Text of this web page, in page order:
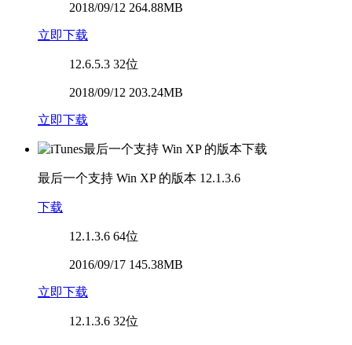
2018/09/12 264.88MB
立即下载
12.6.5.3 32位
2018/09/12 203.24MB
立即下载
最后一个支持 Win XP 的版本 12.1.3.6
下载
12.1.3.6 64位
2016/09/17 145.38MB
立即下载
12.1.3.6 32位